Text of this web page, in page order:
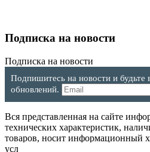
Подписка на новости
Подписка на новости
Подпишитесь на новости и будьте
обновлений.
Вся представленная на сайте
технических характеристик,
товаров, носит информационный
условиях не является публичной